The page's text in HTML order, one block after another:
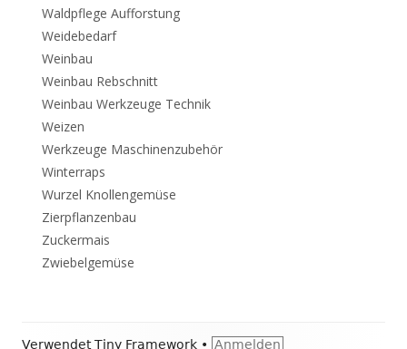
Waldpflege Aufforstung
Weidebedarf
Weinbau
Weinbau Rebschnitt
Weinbau Werkzeuge Technik
Weizen
Werkzeuge Maschinenzubehör
Winterraps
Wurzel Knollengemüse
Zierpflanzenbau
Zuckermais
Zwiebelgemüse
Footer
VerwendetTiny Framework • Anmelden